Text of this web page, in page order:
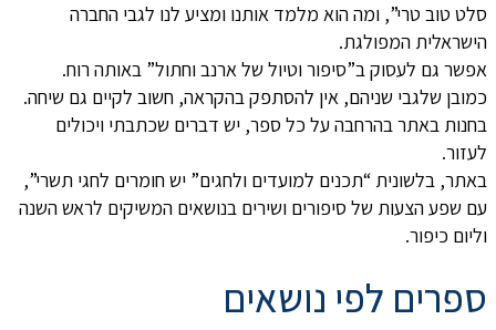
סלט טוב טרי”, ומה הוא מלמד אותנו ומציע לנו לגבי החברה
הישראלית המפולגת.
אפשר גם לעסוק ב”סיפור וטיול של ארנב וחתול” באותה רוח.
כמובן שלגבי שניהם, אין להסתפק בהקראה, חשוב לקיים גם שיחה.
בחנות באתר בהרחבה על כל ספר, יש דברים שכתבתי ויכולים
לעזור.
באתר, בלשונית “תכנים למועדים ולחגים” יש חומרים לחגי תשרי”,
עם שפע הצעות של סיפורים ושירים בנושאים המשיקים לראש השנה
וליום כיפור.
ספרים לפי נושאים